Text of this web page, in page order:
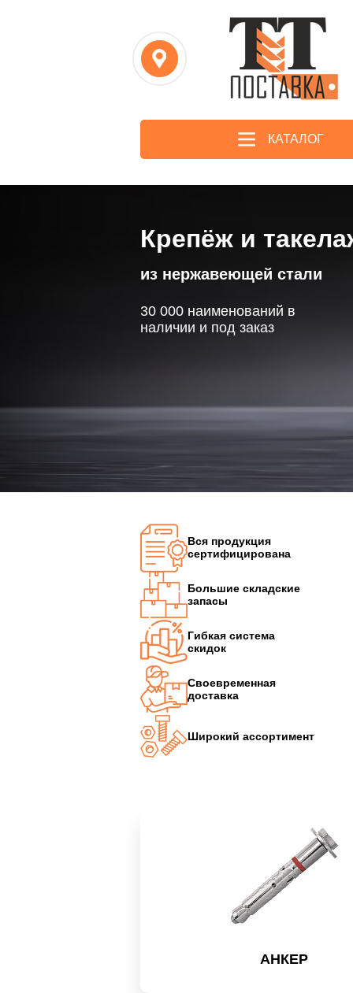
КАТАЛОГ
Крепёж и
из нержавеющей стали
30 000 наименований в
наличии и под заказ
Вся продукция
сертифицирована
Большие складские
запасы
Гибкая система
скидок
Своевременная
доставка
Широкий ассортимент
АНКЕР